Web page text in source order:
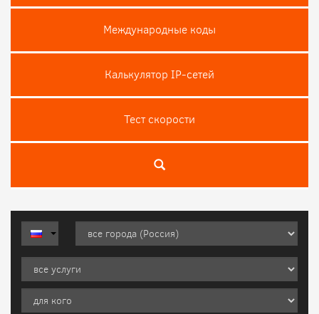
Международные коды
Калькулятор IP-сетей
Тест скороcти